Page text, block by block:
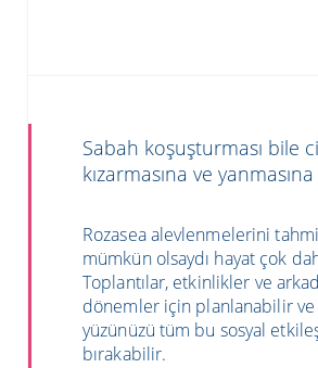
Sabah koşuşturması bile
kızarmasına ve
Rozasea alevlenmelerini
mümkün olsaydı hayat çok
Toplantılar, etkinlikler ve
dönemler için planlanabilir ve
yüzünüzü tüm bu sosyal
bırakabilir.